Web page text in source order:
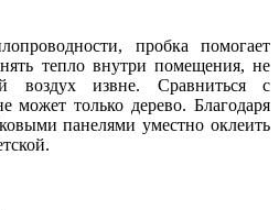
пробка помогает
тепло внутри помещения, не
воздух извне. Сравниться с
может только дерево. Благодаря
панелями уместно оклеить